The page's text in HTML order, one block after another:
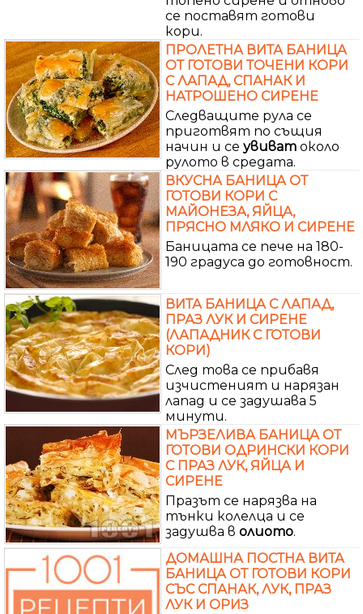
се поставят готови
кори.
ПРОЛЕТНА ВИТА БАНИЦА
ОТ ГОТОВИ ТОЧЕНИ КОРИ
С ЛАПАД, СПАНАК И
НАТРОШЕНО СИРЕНЕ
Следващите рула се
приготвят по същия
начин и се увиват около
рулото в средата.
ВКУСНА БАНИЦА ОТ
ГОТОВИ КОРИ С
МАЙОНЕЗА, ЯЙЦА,
ПРЯСНО МЛЯКО И СИРЕНЕ
Баницата се пече на 180-
190 градуса до готовност.
ВИТА БАНИЦА С ЛАПАД,
ПРАЗ ЛУК И СИРЕНЕ
(ЛАПАДНИК С ГОТОВИ
КОРИ)
След това се прибавя
изчистеният и нарязан
лапад и се задушава 5
минути.
МЪРЗЕЛИВА БАНИЦА ОТ
ГОТОВИ ОДРИНСКИ КОРИ
С ПРАЗ ЛУК, ЯЙЦА И
СИРЕНЕ
Празът се нарязва на
тънки колелца и се
задушва в олиото.
ДОМАШНА ПОСТНА ВИТА
БАНИЦА ОТ ГОТОВИ КОРИ
СЪС СПАНАК, ЛУК, ПРАЗ
ЛУК И ОРИЗ